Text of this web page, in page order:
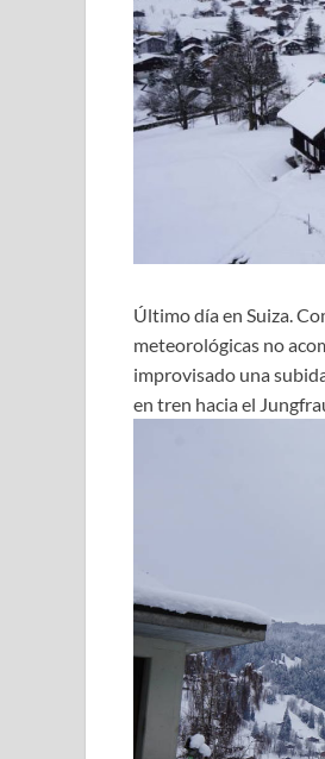
Último día en Suiza.
meteorológicas no
improvisado una
en tren hacia el